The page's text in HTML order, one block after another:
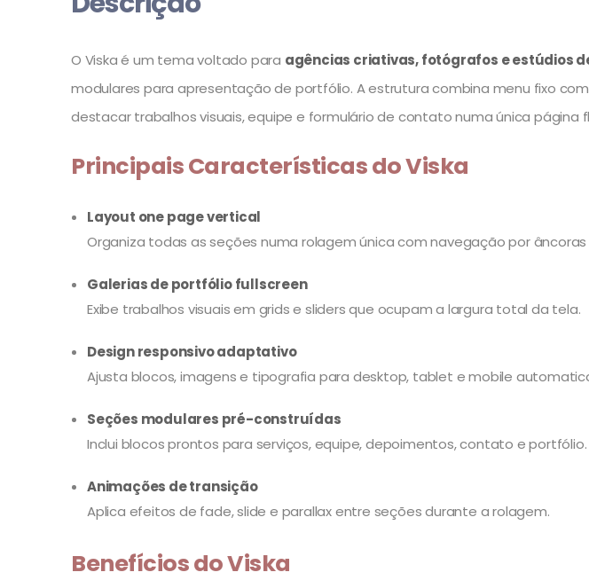
O Viska é um tema voltado para agências criativas, fotógrafos e estúdios
modulares para apresentação de portfólio. A estrutura combina menu fixo
destacar trabalhos visuais, equipe e formulário de contato numa única página
Principais Características do Viska
Layout one page vertical
Organiza todas as seções numa rolagem única com navegação por âncoras
Galerias de portfólio fullscreen
Exibe trabalhos visuais em grids e sliders que ocupam a largura total da tela.
Design responsivo adaptativo
Ajusta blocos, imagens e tipografia para desktop, tablet e mobile
Seções modulares pré-construídas
Inclui blocos prontos para serviços, equipe, depoimentos, contato e portfólio.
Animações de transição
Aplica efeitos de fade, slide e parallax entre seções durante a rolagem.
Benefícios do Viska